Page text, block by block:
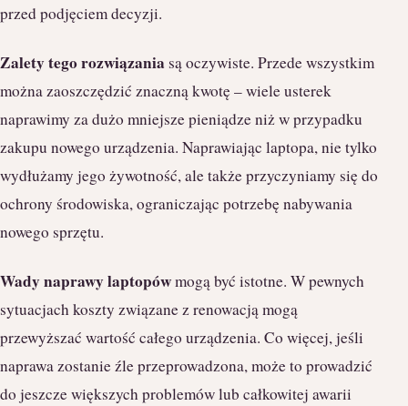
przed podjęciem decyzji.
Zalety tego rozwiązania są oczywiste. Przede wszystkim
można zaoszczędzić znaczną kwotę – wiele usterek
naprawimy za dużo mniejsze pieniądze niż w przypadku
zakupu nowego urządzenia. Naprawiając laptopa, nie tylko
wydłużamy jego żywotność, ale także przyczyniamy się do
ochrony środowiska, ograniczając potrzebę nabywania
nowego sprzętu.
Wady naprawy laptopówmogą być istotne. W pewnych
sytuacjach koszty związane z renowacją mogą
przewyższać wartość całego urządzenia. Co więcej, jeśli
naprawa zostanie źle przeprowadzona, może to prowadzić
do jeszcze większych problemów lub całkowitej awarii